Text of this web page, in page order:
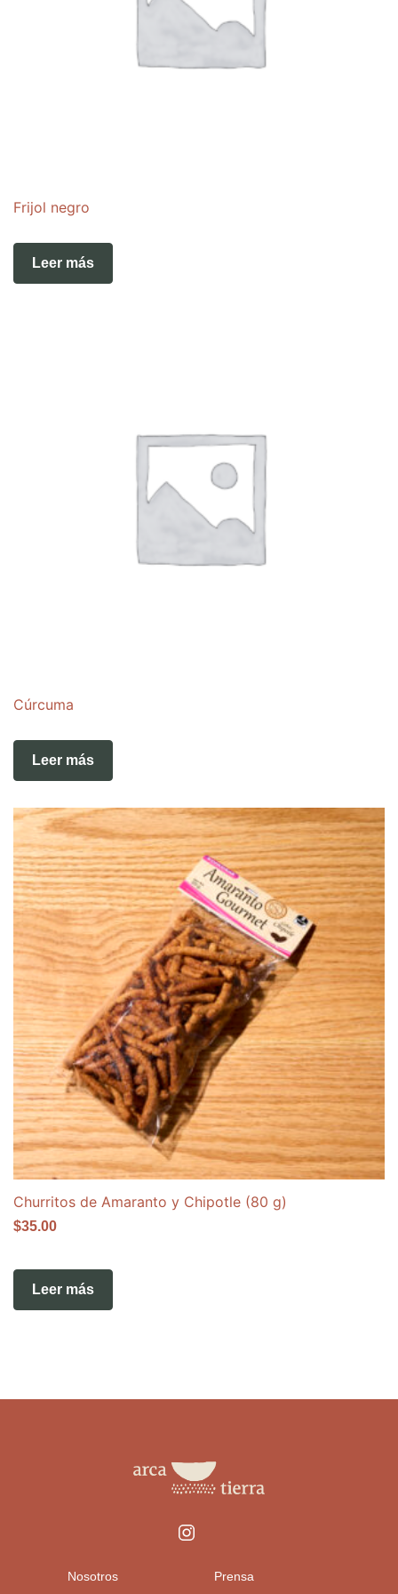
Frijol negro
Leer más
Cúrcuma
Leer más
Churritos de Amaranto y Chipotle (80 g)
$35.00
Leer más
Nosotros Prensa